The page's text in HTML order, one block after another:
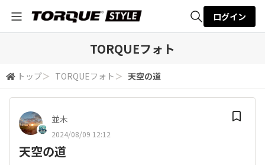
検索
ログイン
TORQUEフォト
トップ＞ TORQUEフォト ＞ 天空の道
並木
2024/08/09 12:12
天空の道